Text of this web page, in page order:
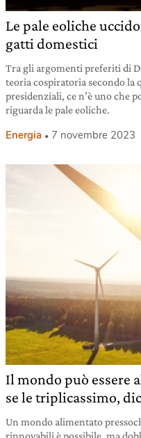
Le pale eoliche
gatti domestici
Tra gli argomenti preferiti di
teoria cospiratoria secondo la
presidenziali, ce n’è uno che
riguarda le pale eoliche.
Energia 7 novembre 2023
Il mondo può essere
se le triplicassimo,
Un mondo alimentato
rinnovabili è possibile, ma